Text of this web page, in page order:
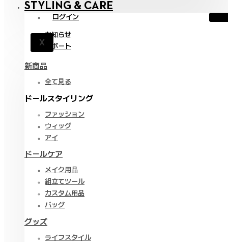
STYLING & CARE
ログイン
X
お知らせ
サポート
新商品
全て見る
ドールスタイリング
ファッション
ウィッグ
アイ
ドールケア
メイク用品
組立てツール
カスタム用品
バッグ
グッズ
ライフスタイル